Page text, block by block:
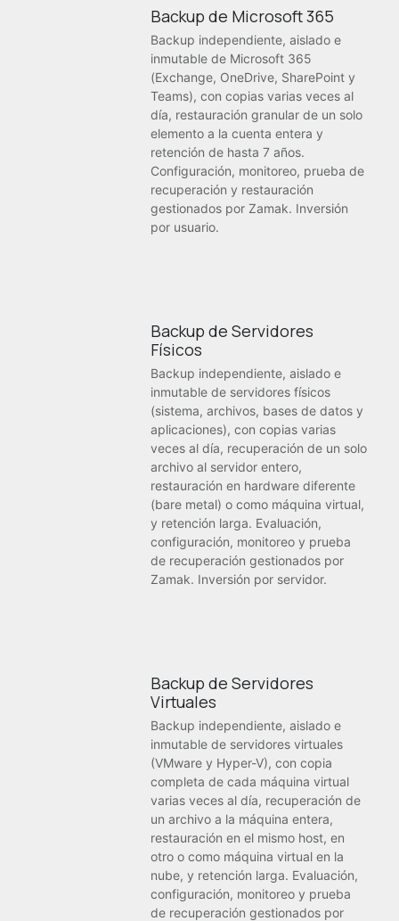
Backup de Microsoft 365
Backup independiente, aislado e
inmutable de Microsoft 365
(Exchange, OneDrive, SharePoint y
Teams), con copias varias veces al
día, restauración granular de un solo
elemento a la cuenta entera y
retención de hasta 7 años.
Configuración, monitoreo, prueba de
recuperación y restauración
gestionados por Zamak. Inversión
por usuario.
Backup de Servidores
Físicos
Backup independiente, aislado e
inmutable de servidores físicos
(sistema, archivos, bases de datos y
aplicaciones), con copias varias
veces al día, recuperación de un solo
archivo al servidor entero,
restauración en hardware diferente
(bare metal) o como máquina virtual,
y retención larga. Evaluación,
configuración, monitoreo y prueba
de recuperación gestionados por
Zamak. Inversión por servidor.
Backup de Servidores
Virtuales
Backup independiente, aislado e
inmutable de servidores virtuales
(VMware y Hyper-V), con copia
completa de cada máquina virtual
varias veces al día, recuperación de
un archivo a la máquina entera,
restauración en el mismo host, en
otro o como máquina virtual en la
nube, y retención larga. Evaluación,
configuración, monitoreo y prueba
de recuperación gestionados por